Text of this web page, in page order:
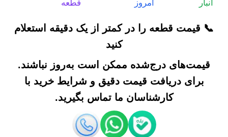
انبار
امروز
قطعه
📞 قیمت قطعه را در کمتر از یک دقیقه استعلام
کنید
قیمت‌های درج‌شده ممکن است به‌روز نباشند.
برای دریافت قیمت دقیق و شرایط خرید با
کارشناسان ما تماس بگیرید.